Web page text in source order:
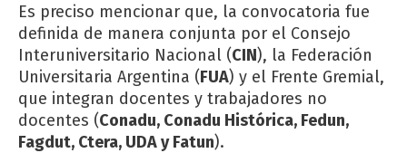
Es preciso mencionar que, la convocatoria fue
definida de manera conjunta por el Consejo
Interuniversitario Nacional (CIN), la Federación
Universitaria Argentina (FUA) y el Frente Gremial,
que integran docentes y trabajadores no
docentes (Conadu, Conadu Histórica, Fedun,
Fagdut, Ctera, UDA y Fatun).